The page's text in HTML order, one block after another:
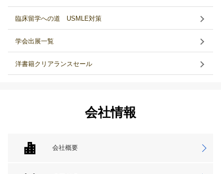
臨床留学への道 USMLE対策
学会出展一覧
洋書籍クリアランスセール
会社情報
会社概要